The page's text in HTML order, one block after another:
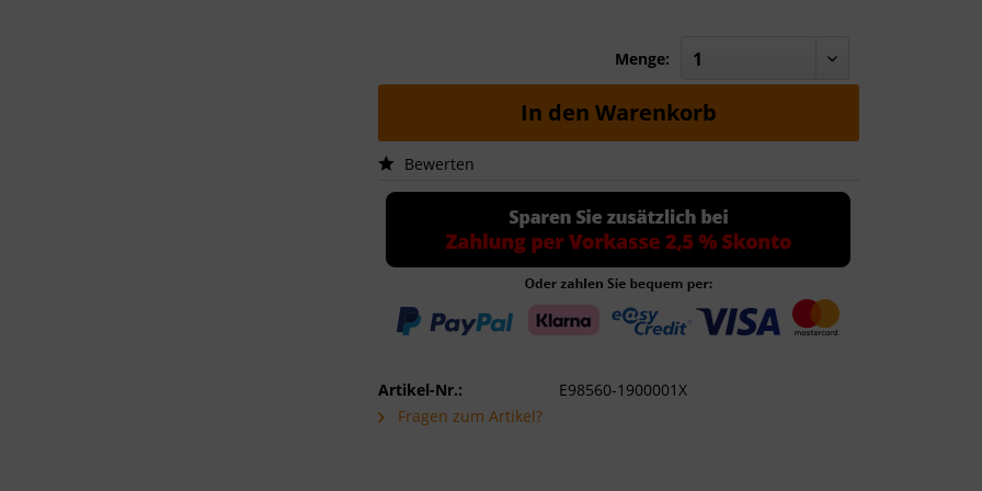
Menge:
In den Warenkorb
Bewerten
Artikel-Nr.:
E98560-1900001X
Fragen zum Artikel?